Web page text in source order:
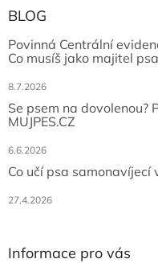
BLOG
Povinná Centrální
Co musíš jako majitel
8.7.2026
Se psem na dovolenou?
MUJPES.CZ
6.6.2026
Co učí psa samonavíjecí
27.4.2026
Informace pro vás